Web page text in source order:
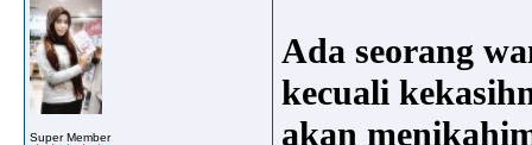
Super Member
Ada seorang
kecuali
akan